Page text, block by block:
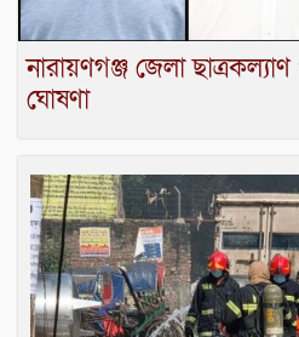
নারায়ণগঞ্জ জেলা
ঘোষণা